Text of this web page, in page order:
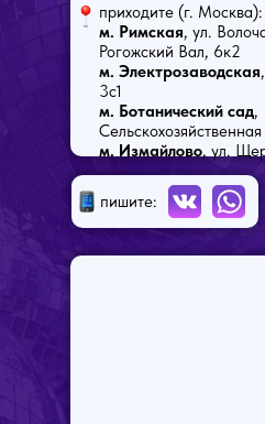
приходите (г. Москва):
м. Римская, ул.
Рогожский Вал, 6к2
м. Электрозаводская
3с1
м. Ботанический сад,
м. Измайлово, ул.
пишите: